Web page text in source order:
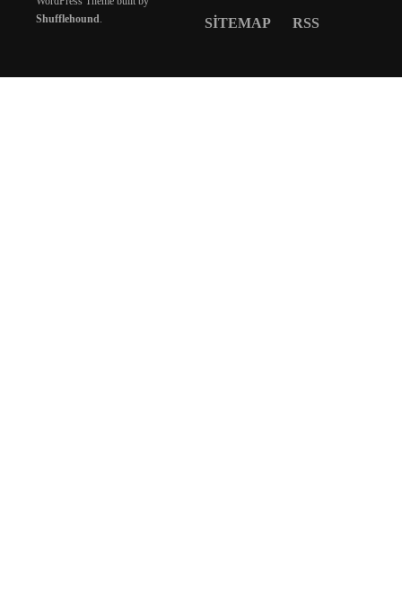
Shufflehound. SITEMAP RSS